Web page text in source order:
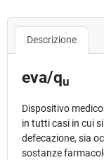
Descrizione
eva/qu
Dispositivo
in tutti casi in cui
defecazione, sia
sostanze